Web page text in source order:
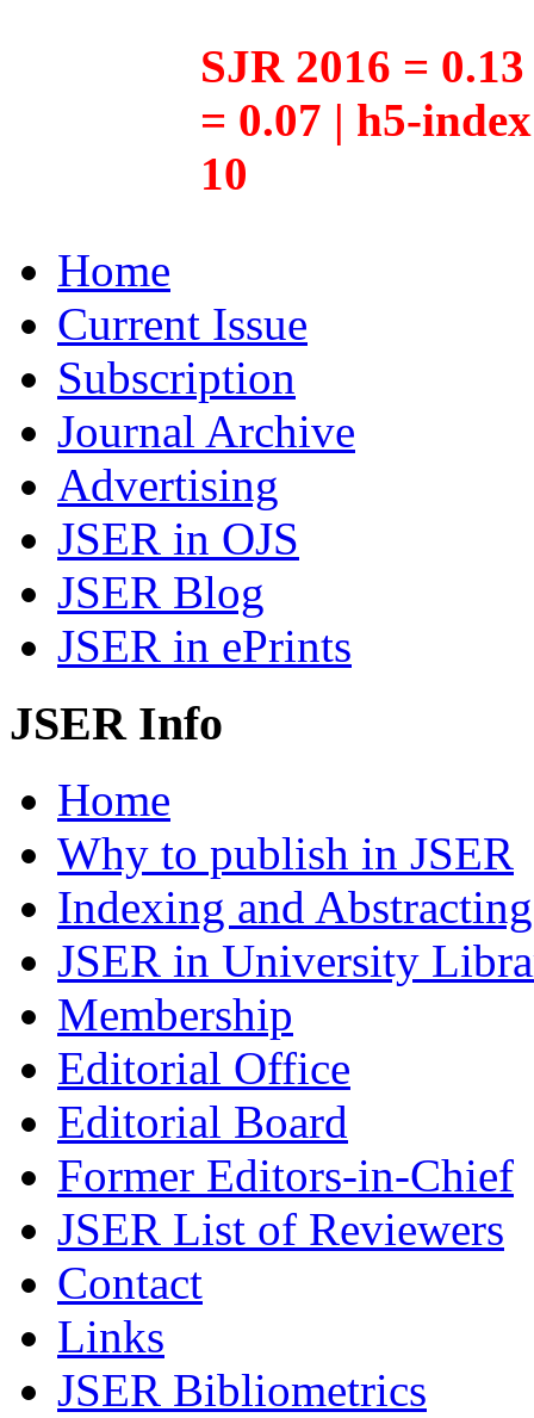
SJR 2016 =
= 0.07 | h5-
10
Home
Current Issue
Subscription
Journal Archive
Advertising
JSER in OJS
JSER Blog
JSER in ePrints
JSER Info
Home
Why to publish in JSER
Indexing and Abstracting
JSER in University
Membership
Editorial Office
Editorial Board
Former Editors-in-Chief
JSER List of Reviewers
Contact
Links
JSER Bibliometrics